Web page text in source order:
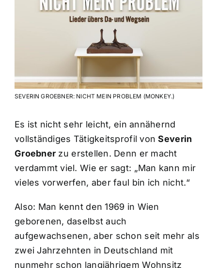
SEVERIN GROEBNER: NICHT MEIN PROBLEM (MONKEY.)
Es ist nicht sehr leicht, ein annähernd
vollständiges Tätigkeitsprofil vonSeverin
Groebner zu erstellen. Denn er macht
verdammt viel. Wie er sagt: „Man kann mir
vieles vorwerfen, aber faul bin ich nicht.“
Also: Man kennt den 1969 in Wien
geborenen, daselbst auch
aufgewachsenen, aber schon seit mehr als
zwei Jahrzehnten in Deutschland mit
nunmehr schon langjährigem Wohnsitz